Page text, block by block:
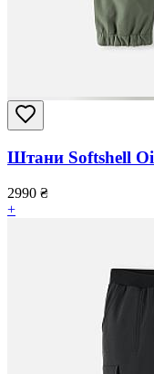
Штани Softshell
2990 ₴
+